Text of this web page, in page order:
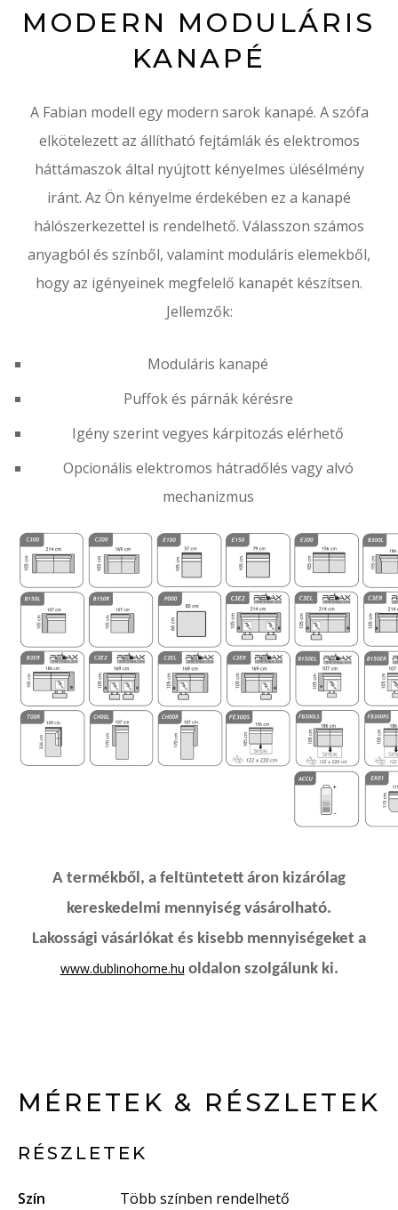
MODERN MODULÁRIS
KANAPÉ
A Fabian modell egy modern sarok kanapé. A szófa
elkötelezett az állítható fejtámlák és elektromos
háttámaszok által nyújtott kényelmes ülésélmény
iránt. Az Ön kényelme érdekében ez a kanapé
hálószerkezettel is rendelhető. Válasszon számos
anyagból és színből, valamint moduláris elemekből,
hogy az igényeinek megfelelő kanapét készítsen.
Jellemzők:
Moduláris kanapé
Puffok és párnák kérésre
Igény szerint vegyes kárpitozás elérhető
Opcionális elektromos hátradőlés vagy alvó
mechanizmus
A termékből, a feltüntetett áron kizárólag
kereskedelmi mennyiség vásárolható.
Lakossági vásárlókat és kisebb mennyiségeket a
www.dublinohome.hu oldalon szolgálunk ki.
MÉRETEK & RÉSZLETEK
RÉSZLETEK
Szín Több színben rendelhető